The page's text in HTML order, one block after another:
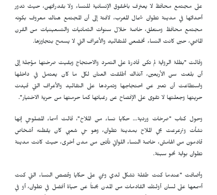
على مجتمع محافظ لا يعترف بالحقوق الإنسانية للنساء ولا بقدراتهن‫، حيث تدور
أحداثها في مدينة تطوان شمال المغرب، لافتة إلى أن المجتمع هناك معروف بكونه
مجتمع محافظ ومنغلق، خاصة خلال سنوات الثمانيات والتسعينيات من القرن
الماضي، حين كانت النساء تخضعن للتقاليد والأعراف التي لا يسمح بتجاوزها.
وقالت ‫"بطلة الرواية لم تكن قادرة على التمرد والاحتجاج وبقيت صرختها مؤجلة إلى
أن بلغت سن الأربعين، آنذاك أطلقت العنان لكل ما كان يعتمل في داخلها
واستطاعت أن تعبر عن احتجاجها‫ وتمردها على التقاليد والأعراف التي قيدت
حريتها وجعلتها لا تقوى على الإفصاح عن رغباتها كما حرمتها من حرية الاختيار".
وحول كتاب ‫"صرخات وردية‫… حكايا نساء من الملاح‫"، قالت أسماء المصلوحي إنها
نشأت وترعرعت بحي الملاح بمدينة تطوان، وهو حي شعبي كان يقطنه أشخاص
قادمون من الهامش، خاصة النساء اللواتي تأتين من مدن أخرى، حيث كانت مدينة
تطوان بوابة نحو سبتة.
وأضافت ‫"عندما كنت طفلة تشكل لدي وعيّ على حكايا وقصص النساء التي كنت
أسمعها على لسان أولئك القادمات من المدن بحثاً عن حياة أفضل في تطوان، أو في